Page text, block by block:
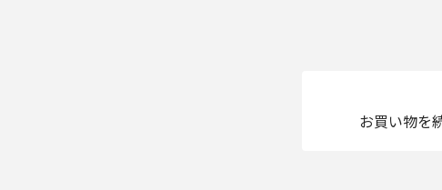
お買い物を